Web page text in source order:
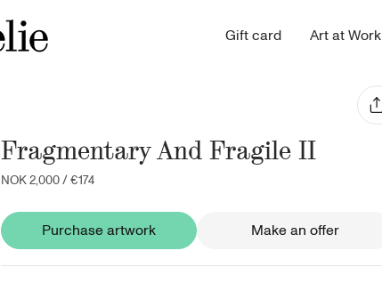
Gift card Art at Work
Fragmentary And Fragile II
NOK 2,000/€174
Purchase artwork Make an offer